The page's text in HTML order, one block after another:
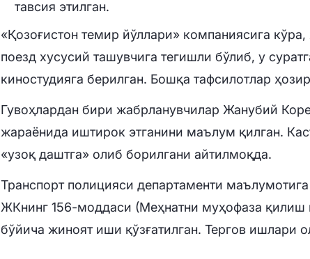
тавсия этилган.
«Қозоғистон темир йўллари» компаниясига
поезд хусусий ташувчига тегишли бўлиб, у
киностудияга берилган. Бошқа тафсилотлар
Гувоҳлардан бири жабрланувчилар Жанубий
жараёнида иштирок этганини маълум қилган.
«узоқ даштга» олиб борилгани айтилмоқда.
Транспорт полицияси департаменти
ЖКнинг 156-моддаси (Меҳнатни муҳофаза қилиш
бўйича жиноят иши қўзғатилган. Тергов ишлари